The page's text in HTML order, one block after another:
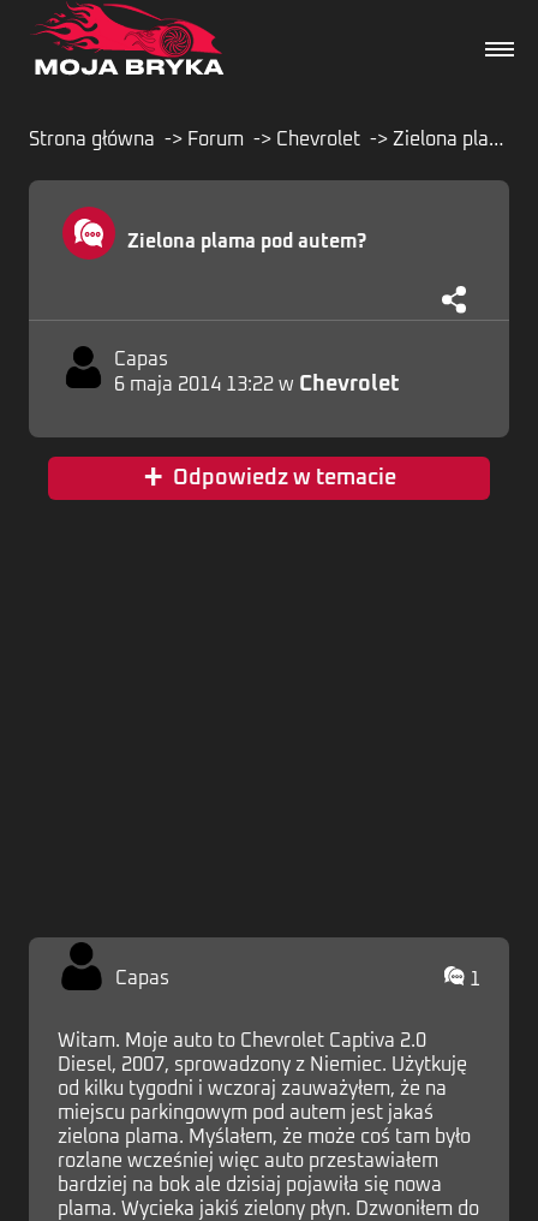
Strona główna Forum Chevrolet Zielona plama pod autem?
Zielona plama pod autem?
Capas
6 maja 2014 13:22 w Chevrolet
+ Odpowiedz w temacie
Capas 1
Witam. Moje auto to Chevrolet Captiva 2.0
Diesel, 2007, sprowadzony z Niemiec. Użytkuję
od kilku tygodni i wczoraj zauważyłem, że na
miejscu parkingowym pod autem jest jakaś
zielona plama. Myślałem, że może coś tam było
rozlane wcześniej więc auto przestawiałem
bardziej na bok ale dzisiaj pojawiła się nowa
plama. Wycieka jakiś zielony płyn. Dzwoniłem do